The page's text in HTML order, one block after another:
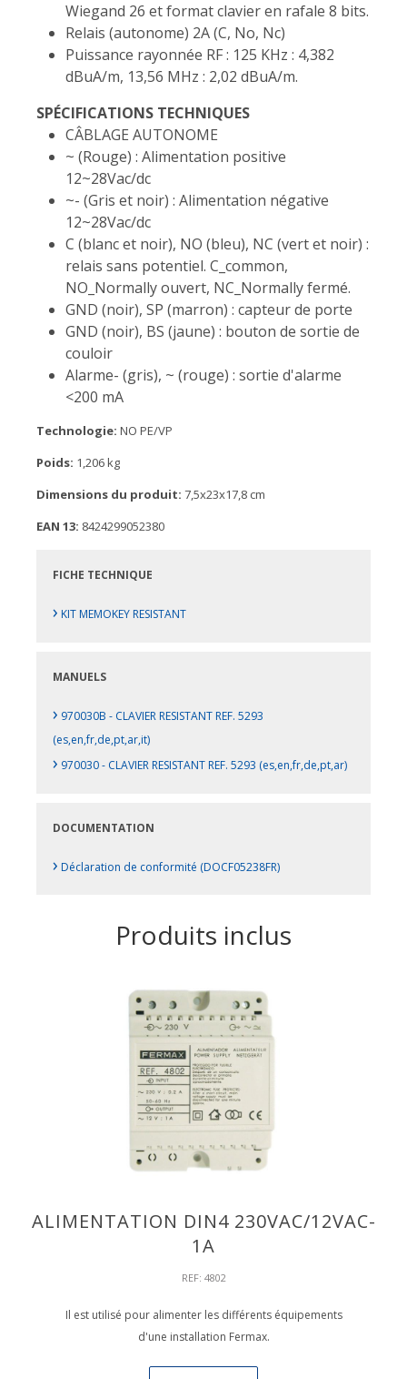
Wiegand 26 et format clavier en rafale 8 bits.
Relais (autonome) 2A (C, No, Nc)
Puissance rayonnée RF : 125 KHz : 4,382
dBuA/m, 13,56 MHz : 2,02 dBuA/m.
SPÉCIFICATIONS TECHNIQUES
CÂBLAGE AUTONOME
~ (Rouge) : Alimentation positive
12~28Vac/dc
~- (Gris et noir) : Alimentation négative
12~28Vac/dc
C (blanc et noir), NO (bleu), NC (vert et noir) :
relais sans potentiel. C_common,
NO_Normally ouvert, NC_Normally fermé.
GND (noir), SP (marron) : capteur de porte
GND (noir), BS (jaune) : bouton de sortie de
couloir
Alarme- (gris), ~ (rouge) : sortie d'alarme
<200 mA
Technologie: NO PE/VP
Poids: 1,206 kg
Dimensions du produit: 7,5x23x17,8 cm
EAN 13: 8424299052380
FICHE TECHNIQUE
› KIT MEMOKEY RESISTANT
MANUELS
› 970030B - CLAVIER RESISTANT REF. 5293
(es,en,fr,de,pt,ar,it)
› 970030 - CLAVIER RESISTANT REF. 5293 (es,en,fr,de,pt,ar)
DOCUMENTATION
› Déclaration de conformité (DOCF05238FR)
Produits inclus
ALIMENTATION DIN4 230VAC/12VAC-
1A
REF: 4802
Il est utilisé pour alimenter les différents équipements
d'une installation Fermax.